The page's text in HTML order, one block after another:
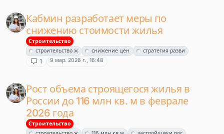
Кабмин разработает меры по
снижению стоимости жилья
Строительство
строительство ж
снижение цен стратегия разви
1 9 мар. 2026 г., 16:48
Рост объема строящегося жилья в
России до 116 млн кв. м в феврале
2026 года
Строительство